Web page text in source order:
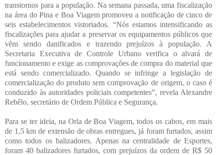
transtornos para a população. Na semana passada, uma fiscalização
na área do Pina e Boa Viagem promoveu a notificação de cinco de
seis estabelecimentos vistoriados. “Nós estamos intensificando as
fiscalizações para ajudar a preservar os equipamentos públicos que
vêm sendo danificados e trazendo prejuízos à população. A
Secretaria Executiva de Controle Urbano verifica o alvará de
funcionamento e exige as comprovações de compra do material que
está sendo comercializado. Quando se infringe a legislação de
comercialização do produto sem comprovação de origem, o caso é
conduzido às autoridades policiais competentes”, revela Alexandre
Rebêlo, secretário de Ordem Pública e Segurança.
Para se ter ideia, na Orla de Boa Viagem, todos os cabos, em mais
de 1,5 km de extensão de obras entregues, já foram furtados, assim
como todos os balizadores. Apenas na centralidade de Esportes,
foram 40 balizadores furtados, com prejuízos da ordem de R$ 50